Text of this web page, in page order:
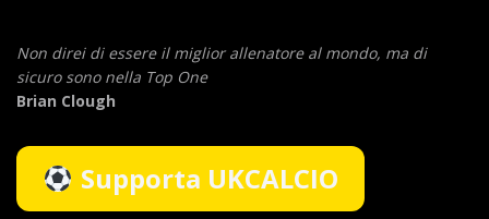
Non direi di essere il miglior allenatore al mondo, ma di
sicuro sono nella Top One
Brian Clough
Supporta UKCALCIO